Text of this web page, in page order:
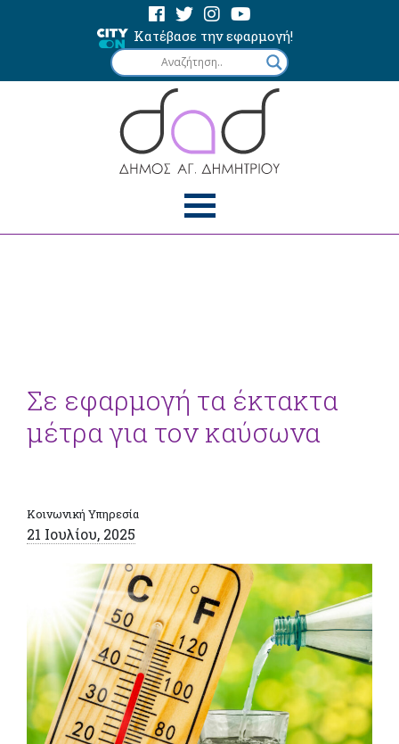
Κατέβασε την εφαρμογή!
Σε εφαρμογή τα έκτακτα
μέτρα για τον καύσωνα
Κοινωνική Υπηρεσία
21 Ιουλίου, 2025